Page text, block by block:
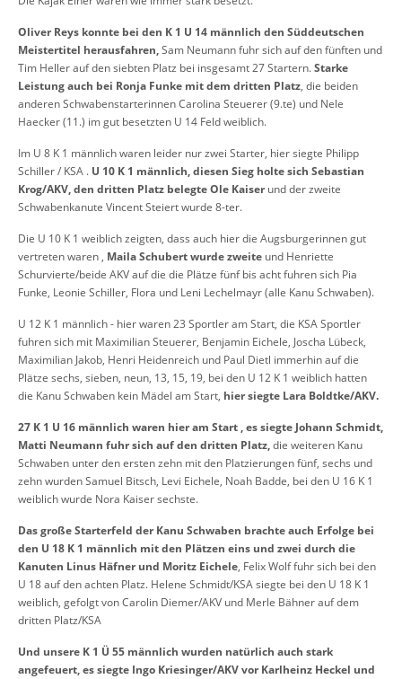
Oliver Reys konnte bei den K 1 U 14 männlich den Süddeutschen
Meistertitel herausfahren,Sam Neumann fuhr sich auf den fünften und
Tim Heller auf den siebten Platz bei insgesamt 27 Startern.Starke
Leistung auch bei Ronja Funke mit dem dritten Platz, die beiden
anderen Schwabenstarterinnen Carolina Steuerer (9.te) und Nele
Haecker (11.) im gut besetzten U 14 Feld weiblich.
Im U 8 K 1 männlich waren leider nur zwei Starter, hier siegte Philipp
Schiller / KSA . U 10 K 1 männlich, diesen Sieg holte sich Sebastian
Krog/AKV, den dritten Platz belegte Ole Kaiserund der zweite
Schwabenkanute Vincent Steiert wurde 8-ter.
Die U 10 K 1 weiblich zeigten, dass auch hier die Augsburgerinnen gut
vertreten waren , Maila Schubert wurde zweite und Henriette
Schurvierte/beide AKV auf die die Plätze fünf bis acht fuhren sich Pia
Funke, Leonie Schiller, Flora und Leni Lechelmayr (alle Kanu Schwaben).
U 12 K 1 männlich - hier waren 23 Sportler am Start, die KSA Sportler
fuhren sich mit Maximilian Steuerer, Benjamin Eichele, Joscha Lübeck,
Maximilian Jakob, Henri Heidenreich und Paul Dietl immerhin auf die
Plätze sechs, sieben, neun, 13, 15, 19, bei den U 12 K 1 weiblich hatten
die Kanu Schwaben kein Mädel am Start, hier siegte Lara Boldtke/AKV.
27 K 1 U 16 männlich waren hier am Start , es siegte Johann Schmidt,
Matti Neumann fuhr sich auf den dritten Platz,die weiteren Kanu
Schwaben unter den ersten zehn mit den Platzierungen fünf, sechs und
zehn wurden Samuel Bitsch, Levi Eichele, Noah Badde, bei den U 16 K 1
weiblich wurde Nora Kaiser sechste.
Das große Starterfeld der Kanu Schwaben brachte auch Erfolge bei
den U 18 K 1 männlich mit den Plätzen eins und zwei durch die
Kanuten Linus Häfner und Moritz Eichele, Felix Wolf fuhr sich bei den
U 18 auf den achten Platz. Helene Schmidt/KSA siegte bei den U 18 K 1
weiblich, gefolgt von Carolin Diemer/AKV und Merle Bähner auf dem
dritten Platz/KSA
Und unsere K 1 Ü 55 männlich wurden natürlich auch stark
angefeuert, es siegte Ingo Kriesinger/AKV vor Karlheinz Heckel und